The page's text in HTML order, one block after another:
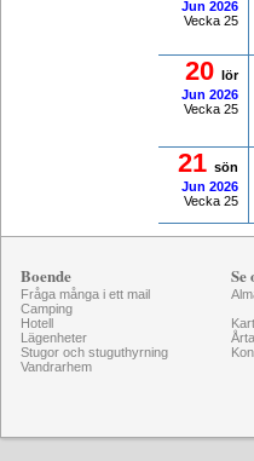
Jun 2026
Vecka 25
20 lör
Jun 2026
Vecka 25
21 sön
Jun 2026
Vecka 25
Boende
Fråga många i ett mail
Camping
Hotell
Lägenheter
Stugor och stuguthyrning
Vandrarhem
Se